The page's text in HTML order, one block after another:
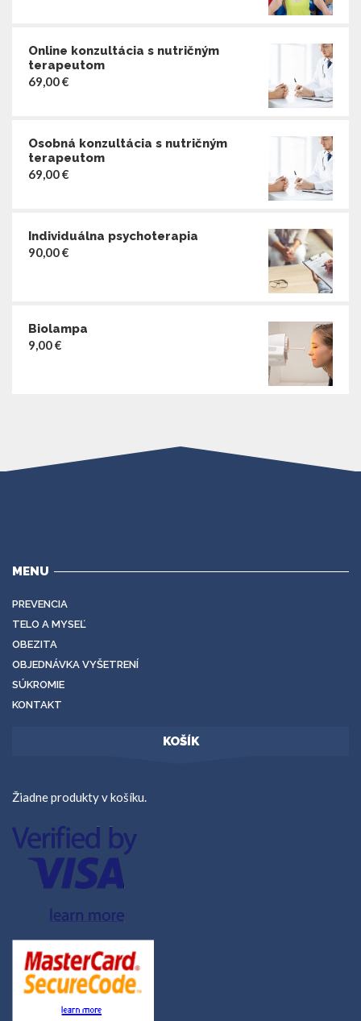
Online konzultácia s nutričným
terapeutom
69,00€
Osobná konzultácia s nutričným
terapeutom
69,00€
Individuálna psychoterapia
90,00€
Biolampa
9,00€
MENU
PREVENCIA
TELO A MYSEĽ
OBEZITA
OBJEDNÁVKA VYŠETRENÍ
SÚKROMIE
KONTAKT
KOŠÍK
Žiadne produkty v košíku.